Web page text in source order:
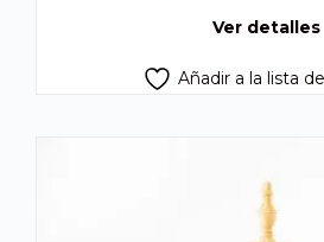
Ver detalles
Añadir a la lista